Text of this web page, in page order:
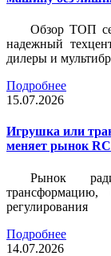
Обзор ТОП
надежный
дилеры и
Подробнее
15.07.2026
Игрушка или
меняет рынок
Рынок
трансформацию,
регулирования
Подробнее
14.07.2026